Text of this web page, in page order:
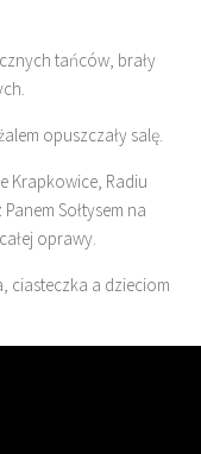
tańców, brały
opuszczały salę.
Krapkowice, Radiu
Sołtysem na
oprawy.
ciasteczka a dzieciom